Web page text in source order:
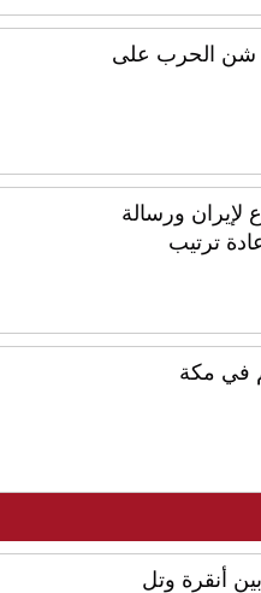
شن الحرب على
لإيران ورسالة
ترتيب
في مكة
أنقرة وتل